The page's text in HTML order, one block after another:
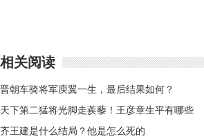
相关阅读
晋朝车骑将军庾翼一生，最后结果如何？
天下第二猛将光脚走蒺藜！王彦章生平有哪些
传奇故事？
齐王建是什么结局？他是怎么死的